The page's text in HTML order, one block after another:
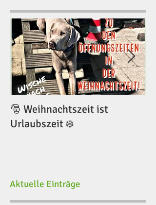
🎅 Weihnachtszeit ist
Urlaubszeit ❄️
Aktuelle Einträge